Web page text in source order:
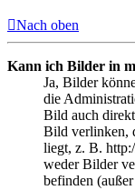
Nach oben
Kann ich Bilder in
Ja, Bilder
die
Bild auch
Bild verlinken,
liegt, z. B.
weder Bilder
befinden